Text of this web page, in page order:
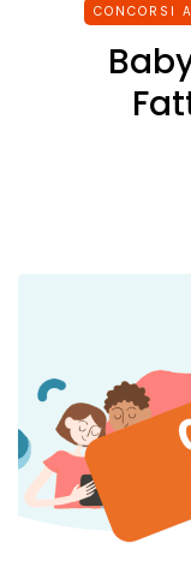
CONCORSI